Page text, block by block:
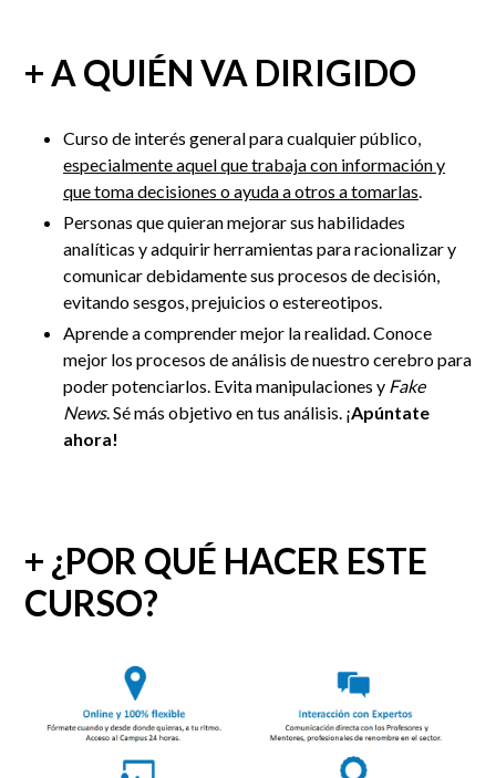
+ A QUIÉN VA DIRIGIDO
Curso de interés general para cualquier público,
especialmente aquel que trabaja con información y
que toma decisiones o ayuda a otros a tomarlas.
Personas que quieran mejorar sus habilidades
analíticas y adquirir herramientas para racionalizar y
comunicar debidamente sus procesos de decisión,
evitando sesgos, prejuicios o estereotipos.
Aprende a comprender mejor la realidad. Conoce
mejor los procesos de análisis de nuestro cerebro para
poder potenciarlos. Evita manipulaciones y Fake
News. Sé más objetivo en tus análisis. ¡Apúntate
ahora!
+ ¿POR QUÉ HACER ESTE
CURSO?